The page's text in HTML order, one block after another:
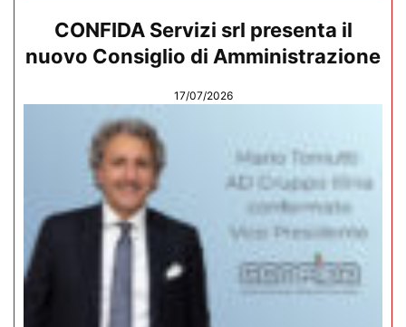
CONFIDA Servizi srl presenta il
nuovo Consiglio di Amministrazione
17/07/2026